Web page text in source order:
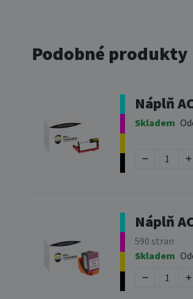
Podobné produkty
Náplň
Skladem
Náplň
590 stran
Skladem